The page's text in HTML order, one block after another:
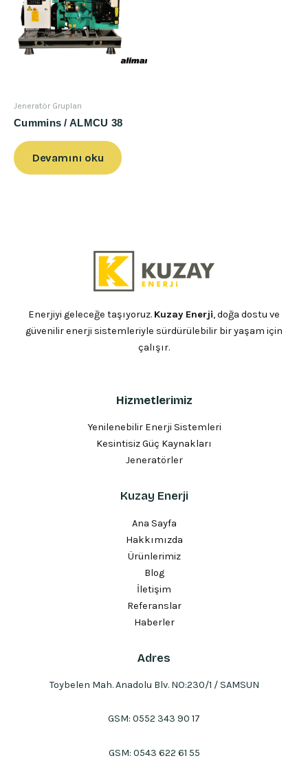
Jeneratör Grupları
Cummins / ALMCU 38
Devamını oku
Enerjiyi geleceğe taşıyoruz. Kuzay Enerji, doğa dostu ve
güvenilir enerji sistemleriyle sürdürülebilir bir yaşam için
çalışır.
Hizmetlerimiz
Yenilenebilir Enerji Sistemleri
Kesintisiz Güç Kaynakları
Jeneratörler
Kuzay Enerji
Ana Sayfa
Hakkımızda
Ürünlerimiz
Blog
İletişim
Referanslar
Haberler
Adres
Toybelen Mah. Anadolu Blv. NO:230/1 / SAMSUN
GSM: 0552 343 90 17
GSM: 0543 622 61 55